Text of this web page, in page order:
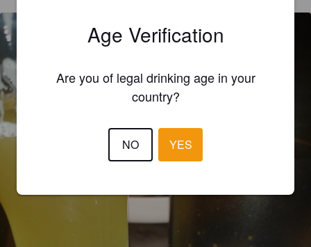
Age Verification
Are you of legal drinking age in your
country?
NO YES